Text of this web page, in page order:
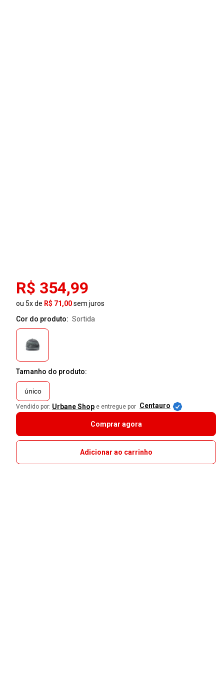
R$ 354,99
ou 5x de R$ 71,00sem juros
Cor do produto:
sortida
Tamanho do produto:
único
Vendido por: Urbane Shop e entregue por Centauro
Comprar agora
Adicionar ao carrinho